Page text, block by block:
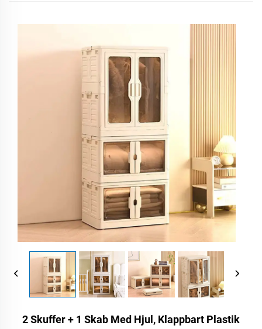
2 Skuffer + 1 Skab Med Hjul, Klappbart Plastik